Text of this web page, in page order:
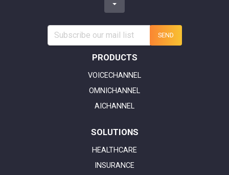
SEND
PRODUCTS
VOICECHANNEL
OMNICHANNEL
AICHANNEL
SOLUTIONS
HEALTHCARE
INSURANCE